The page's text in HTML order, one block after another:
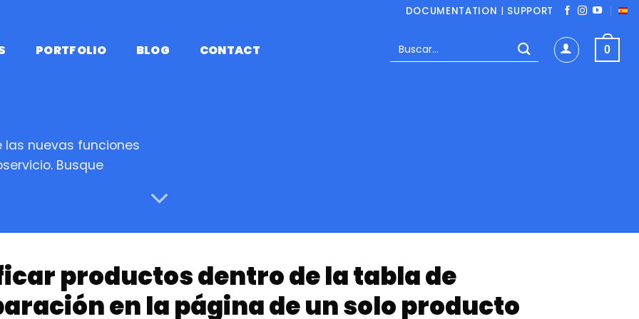
DOCUMENTATION | SUPPORT
PORTFOLIO BLOG CONTACT
Buscar
por:
0
nuevas funciones
Busque
productos dentro de la tabla de
en la página de un solo producto